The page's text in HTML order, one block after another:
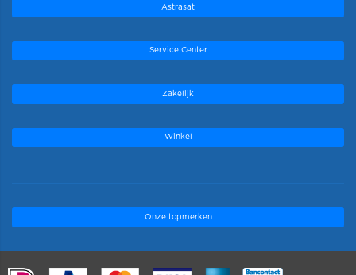
Astrasat
Service Center
Zakelijk
Winkel
Onze topmerken
.